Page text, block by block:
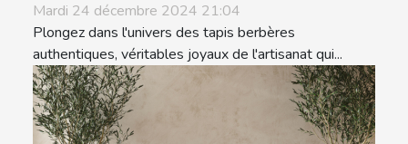
Mardi 24 décembre 2024 21:04
Plongez dans l'univers des tapis berbères
authentiques, véritables joyaux de l'artisanat qui...